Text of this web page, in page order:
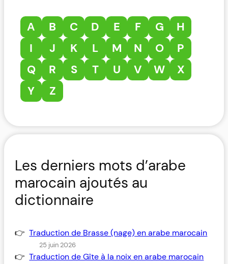
A B C D E F G
H
I
J K L M N O
P
Q
R S T U V W
X
Y
Z
Les derniers mots d’arabe
marocain ajoutés au
dictionnaire
Traduction de Brasse (nage) en arabe marocain
25 juin 2026
Traduction de Gîte à la noix en arabe marocain